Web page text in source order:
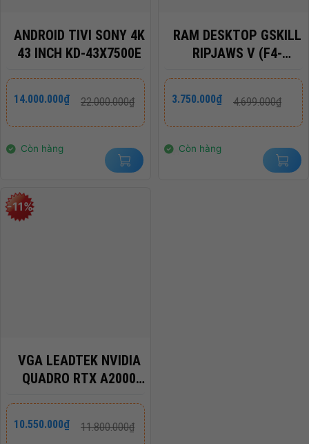
ANDROID TIVI SONY 4K
43 INCH KD-43X7500E
22.000.000₫
gốc
22.000.000₫.
14.000.000₫
hiện
là:
Còn hàng
RAM DESKTOP GSKILL
RIPJAWS V (F4-
3200MHZ
4.699.000₫
gốc
4.699.000₫.
3.750.000₫
hiện
là:
Còn hàng
-11%
VGA LEADTEK NVIDIA
QUADRO RTX A2000
11.800.000₫
gốc
10.550.000₫
hiện